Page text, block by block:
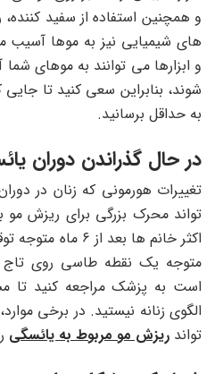
و همچنین استفاده از سفید
های شیمیایی نیز به موها
و ابزارها می توانند به موهای
شوند، بنابراین سعی کنید تا جایی
به حداقل برسانید.
در حال گذراندن دوران
تغییرات هورمونی که زنان در
تواند محرک بزرگی برای ریزش مو
اکثر خانم ها بعد
متوجه یک نقطه طاسی روی تاج
است به پزشک مراجعه کنید
الگوی زنانه نیستید. در برخی
‌تواند ریزش مو مربوط به یائسگی